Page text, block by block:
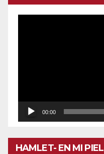
00:00
HAMLET- EN MI PIEL